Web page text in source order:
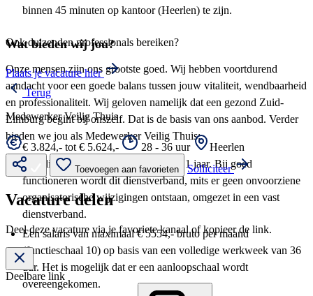
binnen 45 minuten op kantoor (Heerlen) te zijn.
Wat bieden wij jou?
Onze mensen zijn ons grootste goed. Wij hebben voortdurend
aandacht voor een goede balans tussen jouw vitaliteit, wendbaarheid
en professionaliteit. Wij geloven namelijk dat een gezond Zuid-
Limburg begint bij onszelf. Dat is de basis van ons aanbod. Verder
bieden we jou als Medewerker Veilig Thuis:
Een dienstverband voor de duur van 1 jaar. Bij goed
functioneren wordt dit dienstverband, mits er geen onvoorziene
organisatorische wijzigingen ontstaan, omgezet in een vast
dienstverband.
Een salaris van maximaal € 5554,- bruto per maand
(functieschaal 10) op basis van een volledige werkweek van 36
uur. Het is mogelijk dat er een aanloopschaal wordt
overeengekomen.
Ook duizenden professionals bereiken?
Plaats je vacature hier
Terug
Medewerker Veilig Thuis
€ 3.824,- tot € 5.624,- 28 - 36 uur Heerlen
Toevoegen aan favorieten Solliciteer
Vacature delen
Deel deze vacature via je favoriete kanaal of kopieer de link.
Deelbare link